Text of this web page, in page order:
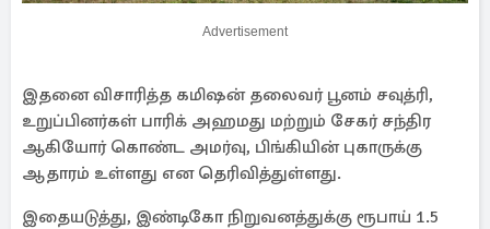
Advertisement
இதனை விசாரித்த கமிஷன் தலைவர் பூனம் சவுத்ரி,
உறுப்பினர்கள் பாரிக் அஹமது மற்றும் சேகர் சந்திர
ஆகியோர் கொண்ட அமர்வு, பிங்கியின் புகாருக்கு
ஆதாரம் உள்ளது என தெரிவித்துள்ளது.
இதையடுத்து, இண்டிகோ நிறுவனத்துக்கு ரூபாய் 1.5